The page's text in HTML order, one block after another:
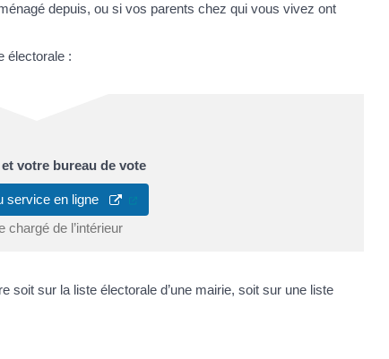
depuis, ou si vos parents chez qui vous vivez ont
électorale :
votre bureau de vote
service en ligne
(ouverture dans un nouvel onglet)
chargé de l’intérieur
soit sur la liste électorale d’une mairie, soit sur une liste